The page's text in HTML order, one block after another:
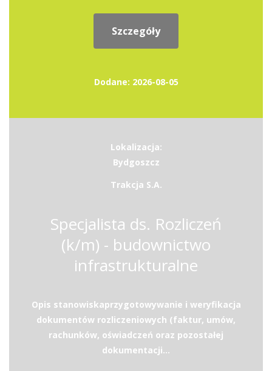
Szczegóły
Dodane: 2026-08-05
Lokalizacja:
Bydgoszcz
Trakcja S.A.
Specjalista ds. Rozliczeń
(k/m) - budownictwo
infrastrukturalne
Opis stanowiskaprzygotowywanie i weryfikacja
dokumentów rozliczeniowych (faktur, umów,
rachunków, oświadczeń oraz pozostałej
dokumentacji...